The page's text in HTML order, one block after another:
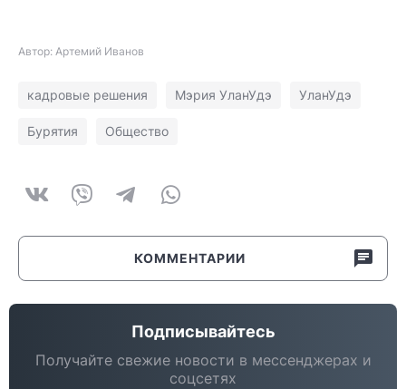
Автор: Артемий Иванов
кадровые решения Мэрия УланУдэ УланУдэ
Бурятия Общество
КОММЕНТАРИИ
Подписывайтесь
Получайте свежие новости в мессенджерах и
соцсетях